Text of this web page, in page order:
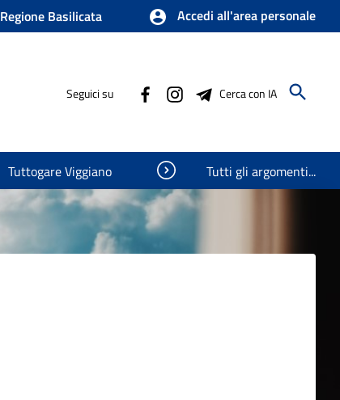
Regione Basilicata Accedi all'area personale
Seguici su Cerca con IA
Tuttogare Viggiano Visualizza oggetti nascosti
Tutti gli argomenti...